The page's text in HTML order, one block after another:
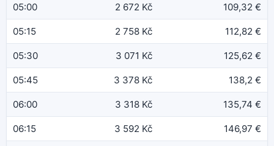
05:00 2 672 Kč 109,32 €
05:15 2 758 Kč 112,82 €
05:30 3 071 Kč 125,62 €
05:45 3 378 Kč 138,2 €
06:00 3 318 Kč 135,74 €
06:15 3 592 Kč 146,97 €